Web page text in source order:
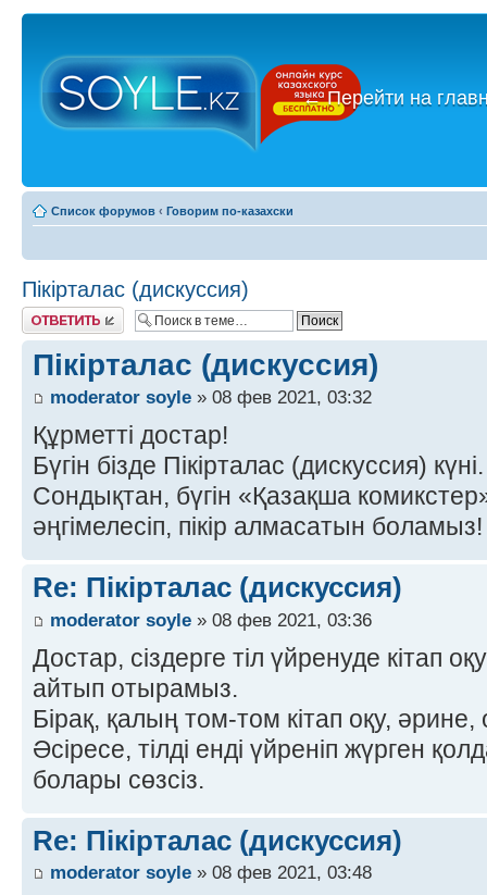
←Перейти на
Список форумов ‹ Говорим по-казахски
Пікірталас (дискуссия)
Ответить
Пікірталас (дискуссия)
moderator soyle » 08 фев 2021, 03:32
Құрметті достар!
Бүгін бізде Пікірталас (дискуссия) күні.
Сондықтан, бүгін «Қазақша
әңгімелесіп, пікір алмасатын боламыз!
Re: Пікірталас (дискуссия)
moderator soyle » 08 фев 2021, 03:36
Достар, сіздерге тіл үйренуде кітап
айтып отырамыз.
Бірақ, қалың том-том кітап оқу,
Әсіресе, тілді енді үйреніп жүрген
болары сөзсіз.
Re: Пікірталас (дискуссия)
moderator soyle » 08 фев 2021, 03:48